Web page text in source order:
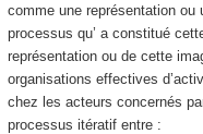
comme une représentation ou
processus qu’ a constitué
représentation ou de cette
organisations effectives
chez les acteurs concernés
processus itératif entre :